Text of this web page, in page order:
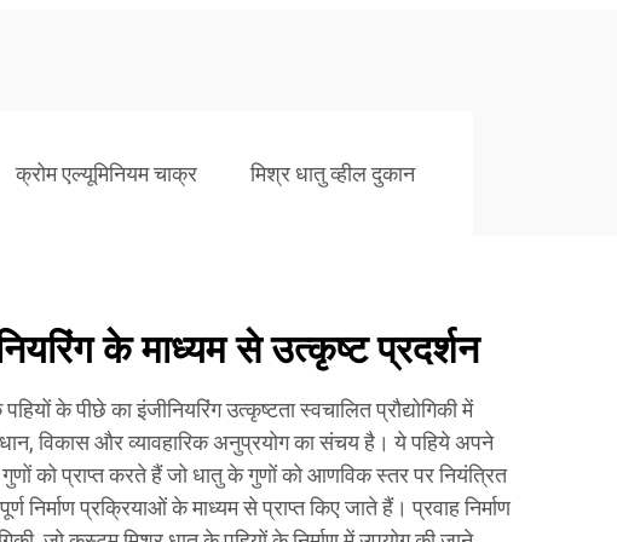
क्रोम एल्यूमिनियम चाक्र मिश्र धातु व्हील दुकान
के माध्यम से उत्कृष्ट प्रदर्शन
के पीछे का इंजीनियरिंग उत्कृष्टता स्वचालित प्रौद्योगिकी में
विकास और व्यावहारिक अनुप्रयोग का संचय है। ये पहिये अपने
को प्राप्त करते हैं जो धातु के गुणों को आणविक स्तर पर नियंत्रित
निर्माण प्रक्रियाओं के माध्यम से प्राप्त किए जाते हैं। प्रवाह निर्माण